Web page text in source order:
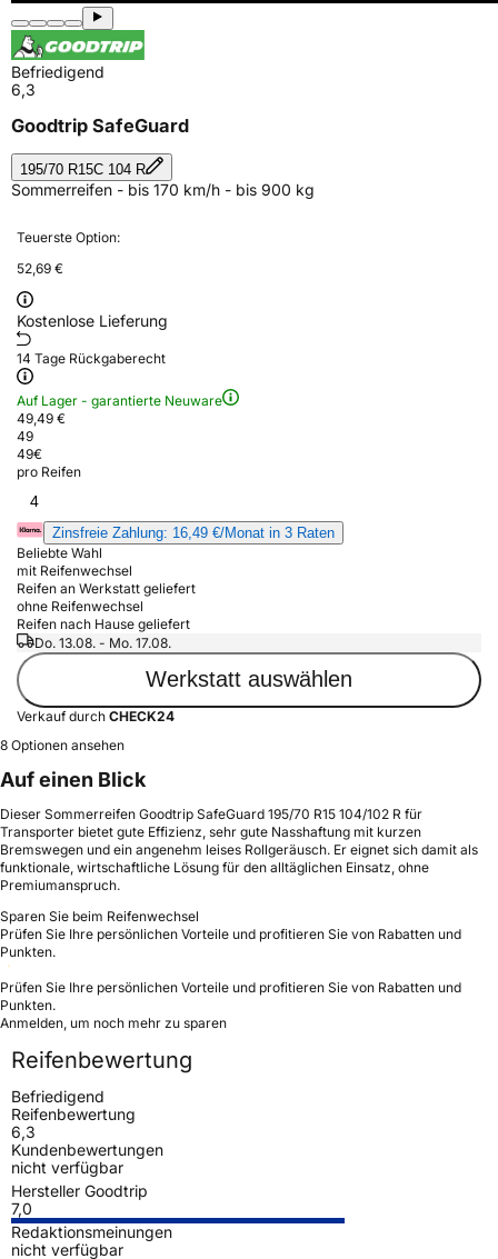
Befriedigend
6,3
Goodtrip SafeGuard
195/70 R15C 104 R
Sommerreifen - bis 170 km/h - bis 900 kg
Teuerste Option:
52,69 €
Kostenlose Lieferung
14 Tage Rückgaberecht
Auf Lager - garantierte Neuware
49,49 €
49
49€
pro Reifen
4
Zinsfreie Zahlung: 16,49 €/Monat in 3 Raten
Beliebte Wahl
mit Reifenwechsel
Reifen an Werkstatt geliefert
ohne Reifenwechsel
Reifen nach Hause geliefert
Do. 13.08. - Mo. 17.08.
Werkstatt auswählen
Verkauf durch CHECK24
8 Optionen ansehen
Auf einen Blick
Dieser Sommerreifen Goodtrip SafeGuard 195/70 R15 104/102 R für
Transporter bietet gute Effizienz, sehr gute Nasshaftung mit kurzen
Bremswegen und ein angenehm leises Rollgeräusch. Er eignet sich damit als
funktionale, wirtschaftliche Lösung für den alltäglichen Einsatz, ohne
Premiumanspruch.
Sparen Sie beim Reifenwechsel
Prüfen Sie Ihre persönlichen Vorteile und profitieren Sie von Rabatten und
Punkten.
Prüfen Sie Ihre persönlichen Vorteile und profitieren Sie von Rabatten und
Punkten.
Anmelden, um noch mehr zu sparen
Reifenbewertung
Befriedigend
Reifenbewertung
6,3
Kundenbewertungen
nicht verfügbar
Hersteller Goodtrip
7,0
Redaktionsmeinungen
nicht verfügbar